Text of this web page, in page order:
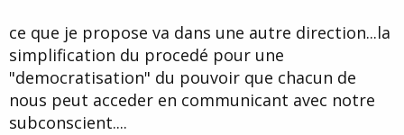
ce que je propose va dans une autre direction...la
simplification du procedé pour une
"democratisation" du pouvoir que chacun de
nous peut acceder en communicant avec notre
subconscient....